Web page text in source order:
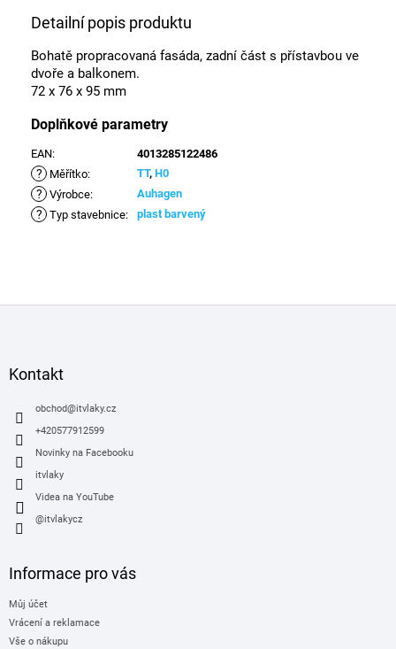
Detailní popis produktu
Bohatě propracovaná fasáda, zadní část s přístavbou ve
dvoře a balkonem.
72 x 76 x 95 mm
Doplňkové parametry
EAN: 4013285122486
? Měřítko: TT, H0
? Výrobce: Auhagen
? Typ stavebnice: plast barvený
Kontakt
obchod@itvlaky.cz
+420577912599
Novinky na Facebooku
itvlaky
Videa na YouTube
@itvlakycz
Informace pro vás
Můj účet
Vrácení a reklamace
Vše o nákupu